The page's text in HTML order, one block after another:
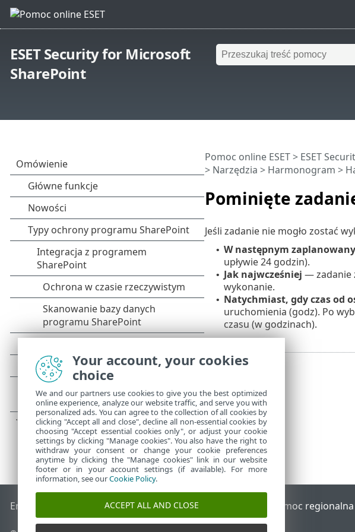
ESET Security for Microsoft
SharePoint
Pominięte
Pomoc online ESET> ESET
> Narzędzia > Harmonogram >
Jeśli zadanie nie mogło zostać
• W następnym
upływie 24 godzin).
• Jak najwcześniej — zadanie
wykonanie.
• Natychmiast, gdy czas od
uruchomienia (godz). Po
czasu (w godzinach).
End of Life Baza wiedzy ESETForum ESETESET Status Portal Pomoc regionalna
Your account, your cookies
choice
We and our partners use cookies to give you the best optimized
online experience, analyze our website traffic, and serve you with
personalized ads. You can agree to the collection of all cookies by
clicking "Accept all and close", decline all non-essential cookies by
choosing "Accept essential cookies only", or adjust your cookie
settings by clicking "Manage cookies". You also have the right to
withdraw your consent or change your cookie preferences
anytime by clicking the "Manage cookies" link in our website
footer or in your account settings (if available). For more
information, see ourCookie Policy.
ACCEPT ALL AND CLOSE